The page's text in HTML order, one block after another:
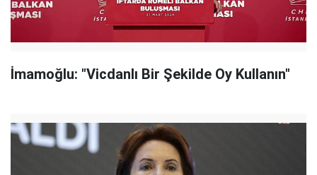
İmamoğlu: "Vicdanlı Bir Şekilde Oy Kullanın"